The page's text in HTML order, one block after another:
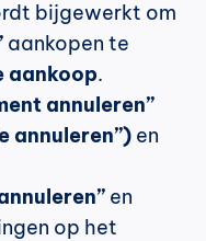
aankopen te
aankoop.
annuleren”
annuleren”) en
en
op het